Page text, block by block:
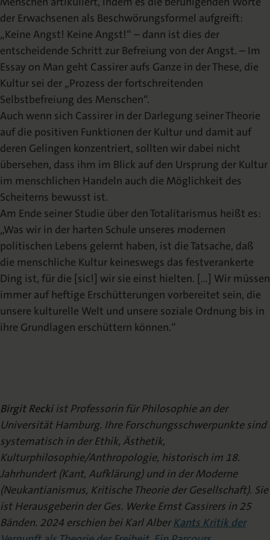
der Erwachsenen als Beschwörungsformel aufgreift:
„Keine Angst! Keine Angst!“ – dann ist dies der
entscheidende Schritt zur Befreiung von der Angst. – Im
Essay on Man geht Cassirer aufs Ganze in der These, die
Kultur sei der „Prozess der fortschreitenden
Selbstbefreiung des Menschen“.
Auch wenn sich Cassirer in der Darlegung seiner Theorie
auf die positiven Funktionen der Kultur und damit auf
deren Gelingen konzentriert, sollten wir dabei nicht
übersehen, dass ihm im Blick auf den Ursprung der Kultur
im menschlichen Handeln auch die Möglichkeit des
Scheiterns bewusst ist.
Am Ende seiner Studie über den Totalitarismus heißt es:
„Was wir in der harten Schule unseres modernen
politischen Lebens gelernt haben, ist die Tatsache, daß
die menschliche Kultur keineswegs das festverankerte
Ding ist, für die [sic!] wir sie einst hielten. […] Wir müssen
immer auf heftige Erschütterungen vorbereitet sein, die
unsere kulturelle Welt und unsere soziale Ordnung bis in
ihre Grundlagen erschüttern können.“
Birgit Reckiist Professorin für Philosophie an der
Universität Hamburg. Ihre Forschungsschwerpunkte sind
systematisch in der Ethik, Ästhetik,
Kulturphilosophie/Anthropologie, historisch im 18.
Jahrhundert (Kant, Aufklärung) und in der Moderne
(Neukantianismus, Kritische Theorie der Gesellschaft). Sie
ist Herausgeberin der Ges. Werke Ernst Cassirers in 25
Bänden. 2024 erschien bei Karl AlberKants Kritik der